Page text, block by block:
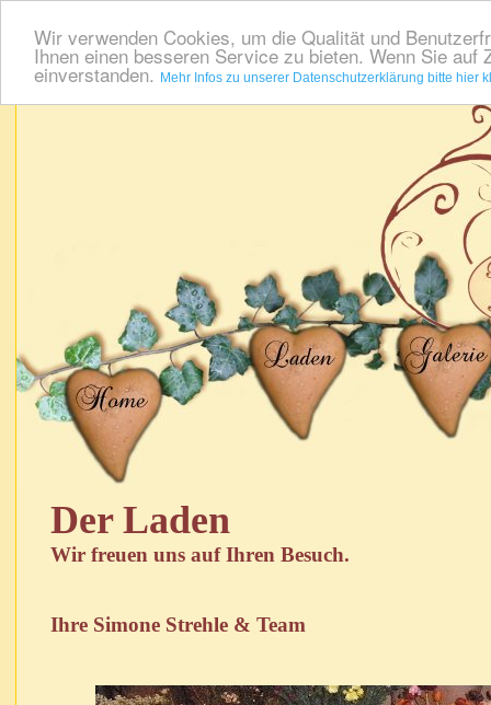
Wir verwenden Cookies, um die Qualität und
Ihnen einen besseren Service zu bieten. Wenn Sie
einverstanden. Mehr Infos zu unserer Datenschutzerklärung bitte hier
Der Laden
Wir freuen uns auf Ihren Besuch.
Ihre Simone Strehle & Team